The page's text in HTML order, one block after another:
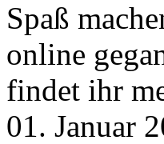
Spaß
online
findet ihr
01. Januar